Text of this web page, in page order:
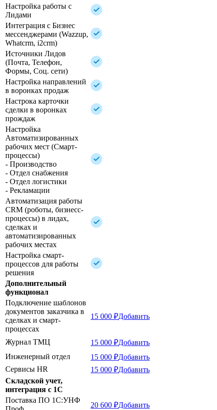
Настройка работы с
Лидами
Интеграция с Бизнес
мессенджерами (Wazzup,
Whatcrm, i2crm)
Источники Лидов
(Почта, Телефон,
Формы, Соц. сети)
Настройка направлений
в воронках продаж
Настрока карточки
сделки в воронках
прождаж
Настройка
Автоматизированных
рабочих мест (Смарт-
процессы)
- Производство
- Отдел снабжения
- Отдел логистики
- Рекламации
Автоматизация работы
CRM (роботы, бизнесс-
процессы) в лидах,
сделках и
автоматизированных
рабочих местах
Настройка смарт-
процессов для работы
решения
Дополнительный
функционал
Подключение шаблонов
документов заказчика в
сделках и смарт-
процессах
15 000 ₽Добавить
Журнал ТМЦ 15 000 ₽Добавить
Инженерный отдел
15 000 ₽Добавить
Сервисы HR
15 000 ₽Добавить
Складской учет,
интеграция с 1С
Поставка ПО 1C:УНФ
20 600 ₽Добавить